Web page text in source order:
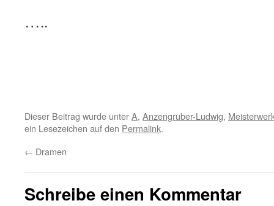
…..
Dieser Beitrag wurde unterA, Anzengruber-Ludwig,
ein Lesezeichen auf den Permalink.
← Dramen
Schreibe einen Kommentar